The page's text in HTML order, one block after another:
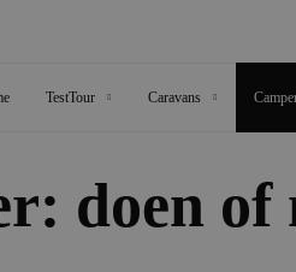
TestTour Caravans
doen of